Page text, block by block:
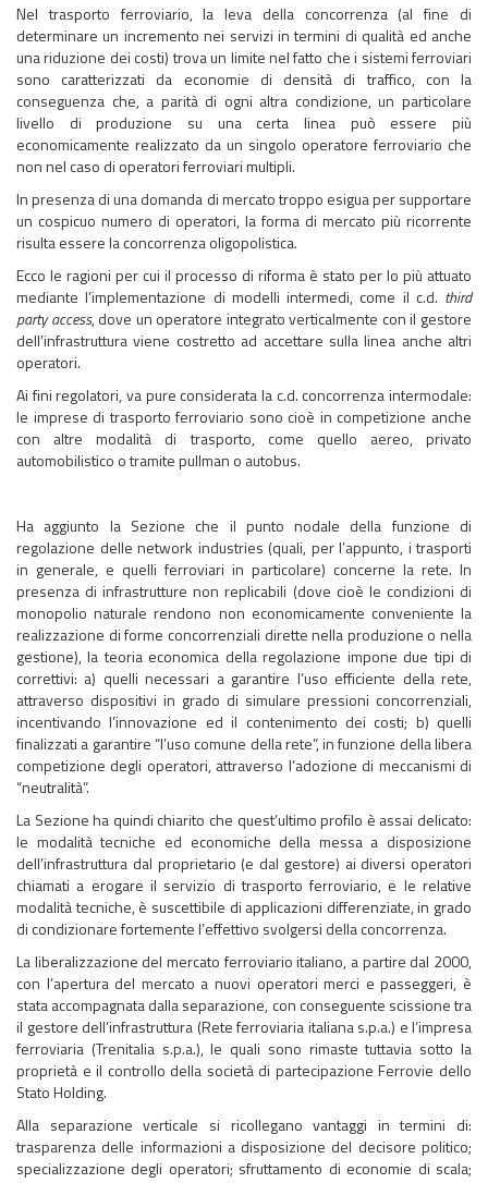
Nel trasporto ferroviario, la leva della concorrenza (al fine di
determinare un incremento nei servizi in termini di qualità ed anche
una riduzione dei costi) trova un limite nel fatto che i sistemi ferroviari
sono caratterizzati da economie di densità di traffico, con la
conseguenza che, a parità di ogni altra condizione, un particolare
livello di produzione su una certa linea può essere più
economicamente realizzato da un singolo operatore ferroviario che
non nel caso di operatori ferroviari multipli.
In presenza di una domanda di mercato troppo esigua per supportare
un cospicuo numero di operatori, la forma di mercato più ricorrente
risulta essere la concorrenza oligopolistica.
Ecco le ragioni per cui il processo di riforma è stato per lo più attuato
mediante l’implementazione di modelli intermedi, come il c.d. third
party access, dove un operatore integrato verticalmente con il gestore
dell’infrastruttura viene costretto ad accettare sulla linea anche altri
operatori.
Ai fini regolatori, va pure considerata la c.d. concorrenza intermodale:
le imprese di trasporto ferroviario sono cioè in competizione anche
con altre modalità di trasporto, come quello aereo, privato
automobilistico o tramite pullman o autobus.
Ha aggiunto la Sezione che il punto nodale della funzione di
regolazione delle network industries (quali, per l’appunto, i trasporti
in generale, e quelli ferroviari in particolare) concerne la rete. In
presenza di infrastrutture non replicabili (dove cioè le condizioni di
monopolio naturale rendono non economicamente conveniente la
realizzazione di forme concorrenziali dirette nella produzione o nella
gestione), la teoria economica della regolazione impone due tipi di
correttivi: a) quelli necessari a garantire l’uso efficiente della rete,
attraverso dispositivi in grado di simulare pressioni concorrenziali,
incentivando l’innovazione ed il contenimento dei costi; b) quelli
finalizzati a garantire “l’uso comune della rete”, in funzione della libera
competizione degli operatori, attraverso l’adozione di meccanismi di
“neutralità”.
La Sezione ha quindi chiarito che quest’ultimo profilo è assai delicato:
le modalità tecniche ed economiche della messa a disposizione
dell’infrastruttura dal proprietario (e dal gestore) ai diversi operatori
chiamati a erogare il servizio di trasporto ferroviario, e le relative
modalità tecniche, è suscettibile di applicazioni differenziate, in grado
di condizionare fortemente l’effettivo svolgersi della concorrenza.
La liberalizzazione del mercato ferroviario italiano, a partire dal 2000,
con l’apertura del mercato a nuovi operatori merci e passeggeri, è
stata accompagnata dalla separazione, con conseguente scissione tra
il gestore dell’infrastruttura (Rete ferroviaria italiana s.p.a.) e l’impresa
ferroviaria (Trenitalia s.p.a.), le quali sono rimaste tuttavia sotto la
proprietà e il controllo della società di partecipazione Ferrovie dello
Stato Holding.
Alla separazione verticale si ricollegano vantaggi in termini di:
trasparenza delle informazioni a disposizione del decisore politico;
specializzazione degli operatori; sfruttamento di economie di scala;